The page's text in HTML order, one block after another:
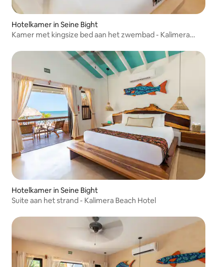
Hotelkamer in Seine Bight
Kamer met kingsize bed aan het zwembad - Kalimera
Hotelkamer in Seine Bight
Suite aan het strand - Kalimera Beach Hotel